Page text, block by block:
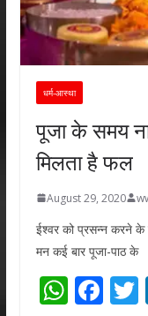
धर्म-आस्था
पूजा के समय
मिलता है फल
August 29, 2020
ईश्वर को प्रसन्न करने के
मन कई बार पूजा-पाठ के
W F